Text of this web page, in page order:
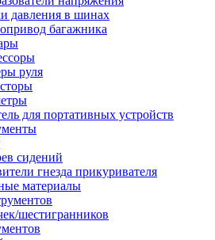
давления в шинах
багажника
руля
для портативных устройств
сидений
гнезда прикуривателя
материалы
шестигранников